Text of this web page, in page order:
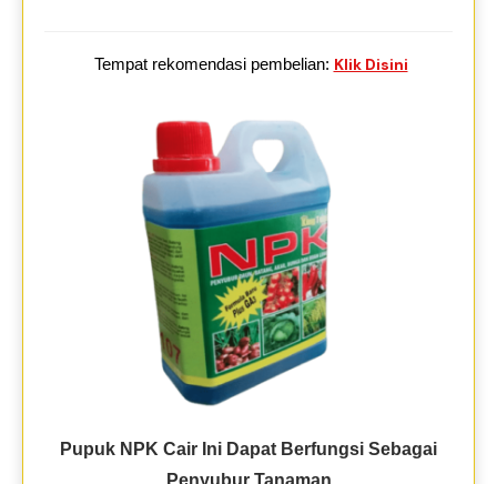
Tempat rekomendasi pembelian: Klik Disini
Pupuk NPK Cair Ini Dapat Berfungsi Sebagai